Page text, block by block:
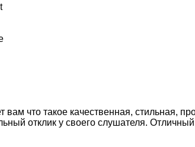
вам что такое качественная, стильная,
отклик у своего слушателя.